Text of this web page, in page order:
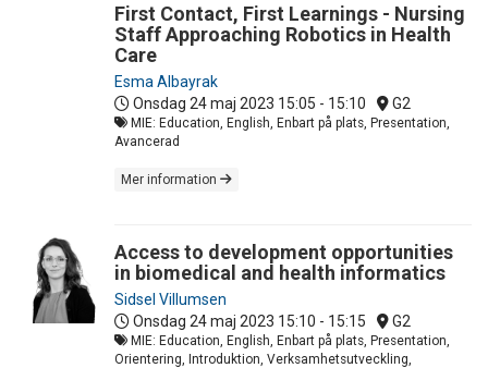
First Contact, First Learnings - Nursing
Staff Approaching Robotics in Health
Care
Esma Albayrak
Onsdag 24 maj 2023 15:05 - 15:10 G2
MIE: Education, English, Enbart på plats, Presentation,
Avancerad
Mer information
Access to development opportunities
in biomedical and health informatics
Sidsel Villumsen
Onsdag 24 maj 2023 15:10 - 15:15 G2
MIE: Education, English, Enbart på plats, Presentation,
Orientering, Introduktion, Verksamhetsutveckling,